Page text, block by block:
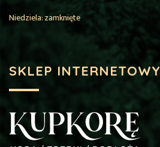
Niedziela: zamknięte
SKLEP INTERNETOWY